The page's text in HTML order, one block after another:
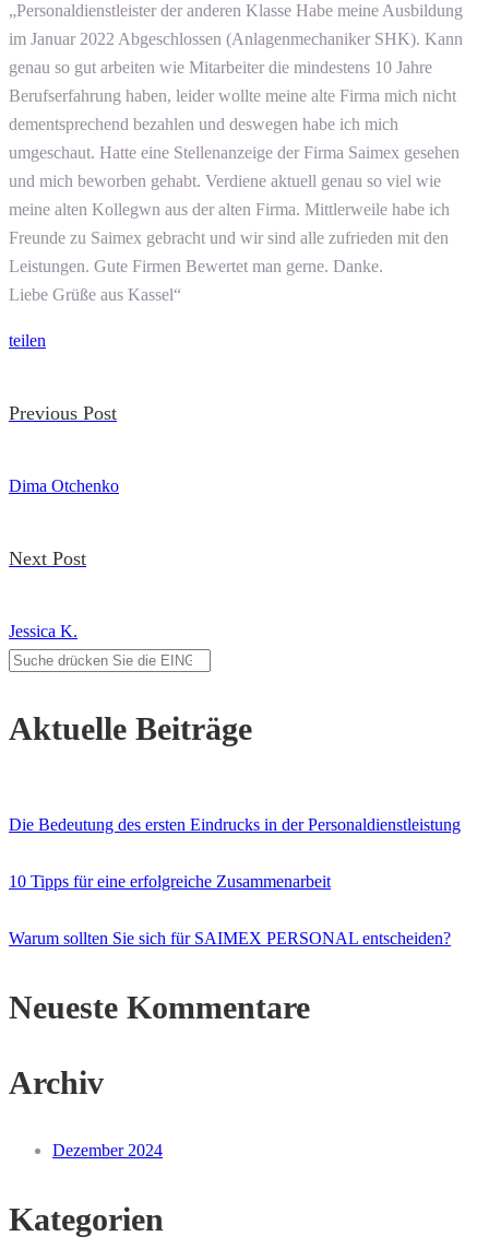
„Personaldienstleister der anderen Klasse Habe meine Ausbildung
im Januar 2022 Abgeschlossen (Anlagenmechaniker SHK). Kann
genau so gut arbeiten wie Mitarbeiter die mindestens 10 Jahre
Berufserfahrung haben, leider wollte meine alte Firma mich nicht
dementsprechend bezahlen und deswegen habe ich mich
umgeschaut. Hatte eine Stellenanzeige der Firma Saimex gesehen
und mich beworben gehabt. Verdiene aktuell genau so viel wie
meine alten Kollegwn aus der alten Firma. Mittlerweile habe ich
Freunde zu Saimex gebracht und wir sind alle zufrieden mit den
Leistungen. Gute Firmen Bewertet man gerne. Danke.
Liebe Grüße aus Kassel“
teilen
Post
navigation
Previous Post
Dima Otchenko
Next Post
Jessica K.
Aktuelle Beiträge
Die Bedeutung des ersten Eindrucks in der Personaldienstleistung
10 Tipps für eine erfolgreiche Zusammenarbeit
Warum sollten Sie sich für SAIMEX PERSONAL entscheiden?
Neueste Kommentare
Archiv
Dezember 2024
Kategorien